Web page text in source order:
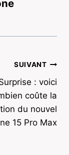
SUIVANT
: voici
coûte la
du nouvel
15 Pro Max